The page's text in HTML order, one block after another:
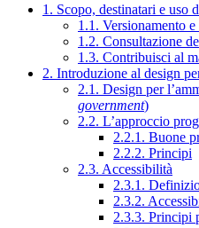
1. Scopo, destinatari e uso
1.1. Versionamento
1.2. Consultazione
1.3. Contribuisci al
2. Introduzione al design
2.1. Design per
government)
2.2. L’approccio
2.2.1. Buone
2.2.2. Principi
2.3. Accessibilità
2.3.1.
2.3.2.
2.3.3. Principi